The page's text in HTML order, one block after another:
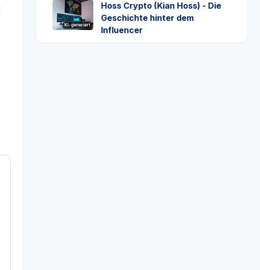
KI-generiert
Hoss Crypto (Kian Hoss) - Die
Geschichte hinter dem
Influencer